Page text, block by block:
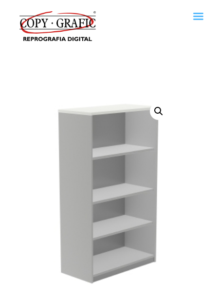
Copy · Grafic Reprografia digital
Descargas de catálogos
Política de cookies
Política de privacidad